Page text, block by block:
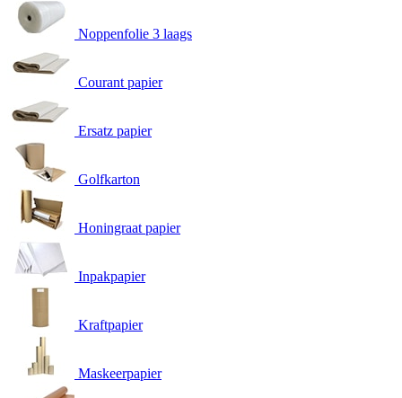
Noppenfolie 3 laags
Courant papier
Ersatz papier
Golfkarton
Honingraat papier
Inpakpapier
Kraftpapier
Maskeerpapier